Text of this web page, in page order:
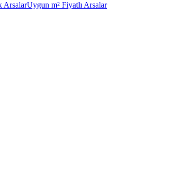
ArsalarUygun m² Fiyatlı Arsalar